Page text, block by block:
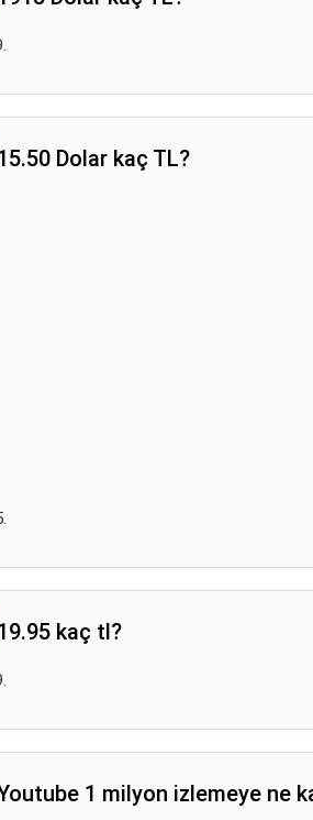
Dolar kaç TL?
kaç tl?
1 milyon izlemeye ne